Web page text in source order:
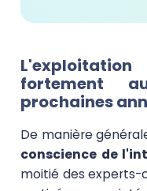
fortement
prochaines
De manière
conscience de
moitié des